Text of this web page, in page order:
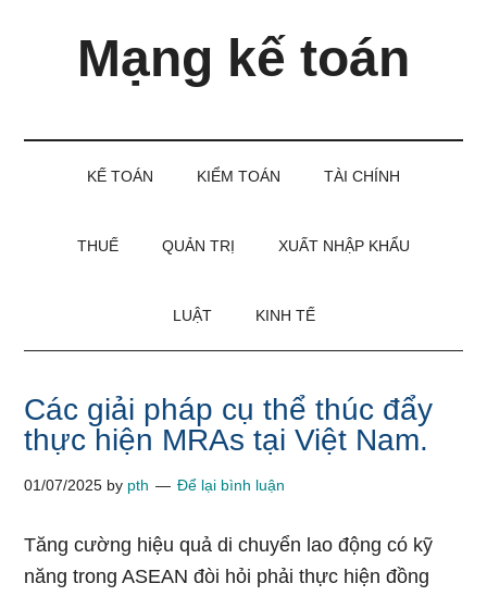
Mạng kế toán
KẾ TOÁN KIỂM TOÁN TÀI CHÍNH
THUẾ QUẢN TRỊ XUẤT NHẬP KHẨU
LUẬT KINH TẾ
Các giải pháp cụ thể thúc đẩy
thực hiện MRAs tại Việt Nam.
01/07/2025 by pth Để lại bình luận
Tăng cường hiệu quả di chuyển lao động có kỹ
năng trong ASEAN đòi hỏi phải thực hiện đồng